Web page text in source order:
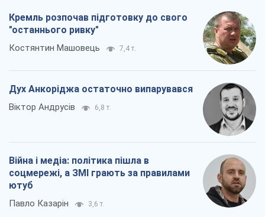
Кремль розпочав підготовку до свого
"останнього ривку"
Костянтин Машовець 7,4 т.
Дух Анкоріджа остаточно випарувався
Віктор Андрусів 6,8 т.
Війна і медіа: політика пішла в
соцмережі, а ЗМІ грають за правилами
ютуб
Павло Казарін 3,6 т.